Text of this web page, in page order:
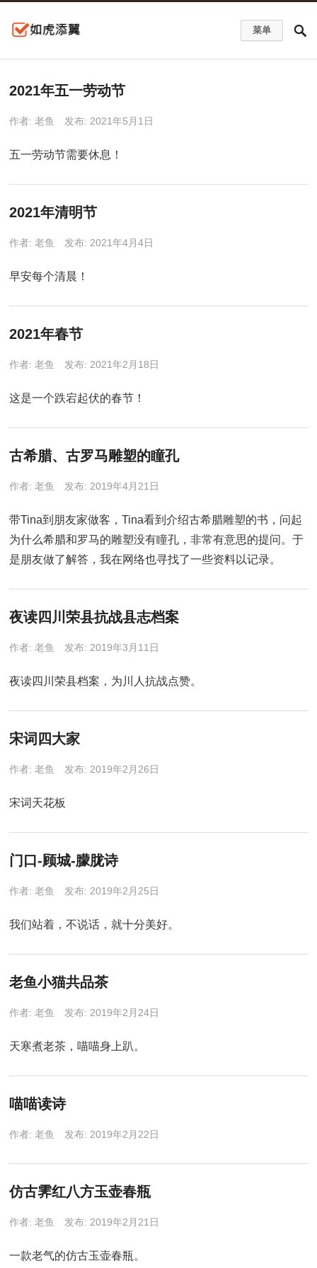
菜单
2021年五一劳动节
作者:老鱼 发布: 2021年5月1日
五一劳动节需要休息！
2021年清明节
作者:老鱼 发布: 2021年4月4日
早安每个清晨！
2021年春节
作者:老鱼 发布: 2021年2月18日
这是一个跌宕起伏的春节！
古希腊、古罗马雕塑的瞳孔
作者:老鱼 发布: 2019年4月21日
带Tina到朋友家做客，Tina看到介绍古希腊雕塑的书，问起
为什么希腊和罗马的雕塑没有瞳孔，非常有意思的提问。于
是朋友做了解答，我在网络也寻找了一些资料以记录。
夜读四川荣县抗战县志档案
作者:老鱼 发布: 2019年3月11日
夜读四川荣县档案，为川人抗战点赞。
宋词四大家
作者:老鱼 发布: 2019年2月26日
宋词天花板
门口-顾城-朦胧诗
作者:老鱼 发布: 2019年2月25日
我们站着，不说话，就十分美好。
老鱼小猫共品茶
作者:老鱼 发布: 2019年2月24日
天寒煮老茶，喵喵身上趴。
喵喵读诗
作者:老鱼 发布: 2019年2月22日
仿古霁红八方玉壶春瓶
作者:老鱼 发布: 2019年2月21日
一款老气的仿古玉壶春瓶。